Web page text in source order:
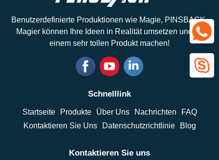
Benutzerdefinierte Produktionen wie Magie, PINSBACK-
Magier können Ihre Ideen in Realität umsetzen und zu
einem sehr tollen Produkt machen!
Schnelllink
Startseite Produkte Über Uns Nachrichten
FAQ
Kontaktieren Sie Uns
Datenschutzrichtlinie Blog
Kontaktieren Sie uns